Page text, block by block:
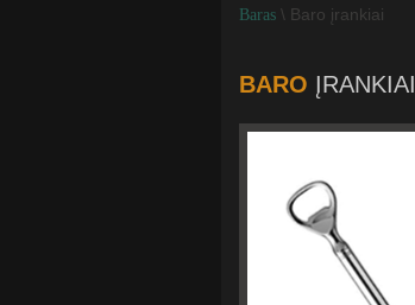
Baras\ Baro įrankiai
BARO ĮRANKIAI